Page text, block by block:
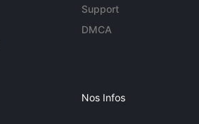
Support
DMCA
Nos Infos